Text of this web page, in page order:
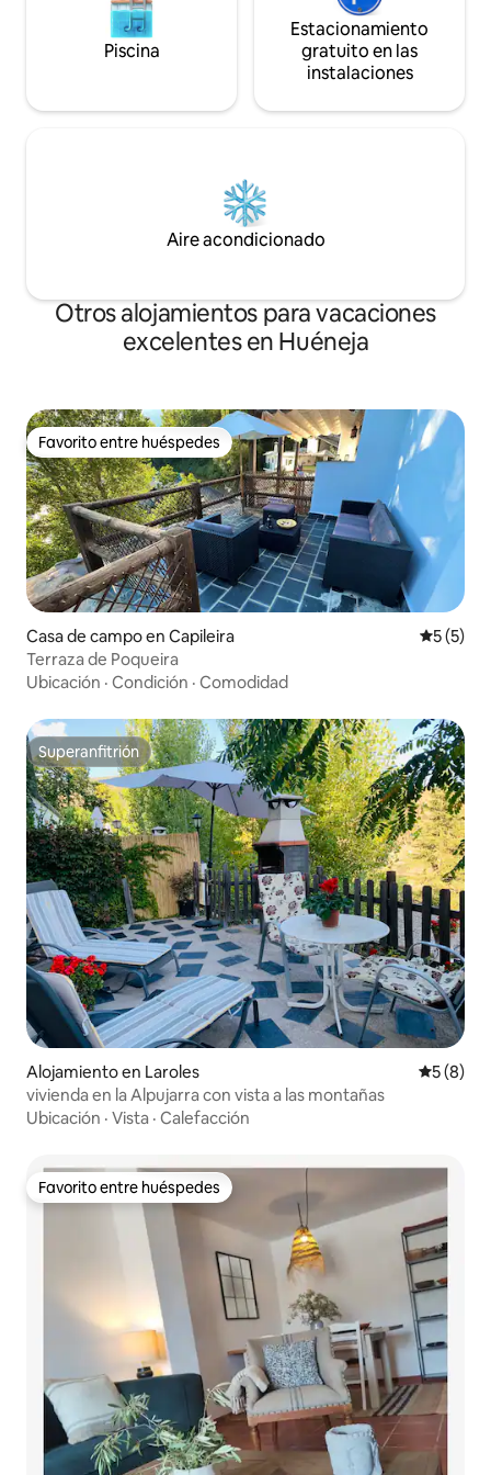
Piscina
Estacionamiento
gratuito en las
instalaciones
Aire acondicionado
Otros alojamientos para vacaciones
excelentes en Huéneja
Favorito entre huéspedes
Favorito entre huéspedes
Casa de campo en Capileira
5 (5)
Terraza de Poqueira
Ubicación · Condición · Comodidad
Superanfitrión
Superanfitrión
Alojamiento en Laroles
5 (8)
vivienda en la Alpujarra con vista a las montañas
Ubicación · Vista · Calefacción
Favorito entre huéspedes
Favorito entre huéspedes